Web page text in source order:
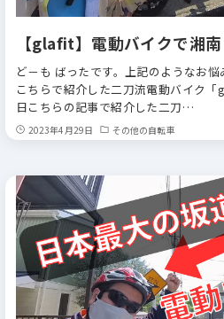
【glafit】電動バイクで湘
ど－も ばったです。上記のようなお
こちらで紹介した二刀流電動バイク
日こちらの記事で紹介した二刀…
2023年4月29日 その他の自転車